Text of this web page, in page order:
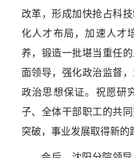
改革，形成加快抢占科
化人才布局，加速人才
养，锻造一批堪当重任
面领导，强化政治监督
政治思想保证。祝愿研
子、全体干部职工的共
突破，事业发展取得新的